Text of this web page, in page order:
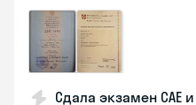
Сдала экзамен CAE